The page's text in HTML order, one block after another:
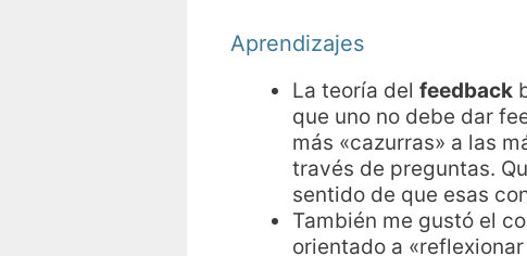
Aprendizajes
La teoría del feedback
que uno no debe dar
más «cazurras» a las
través de preguntas.
sentido de que esas
También me gustó el
orientado a